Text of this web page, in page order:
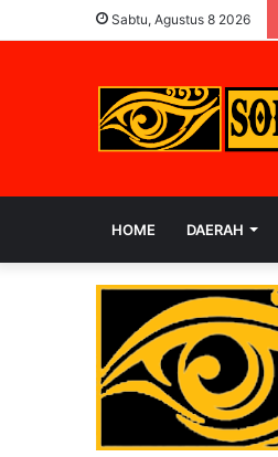
Sabtu, Agustus 8 2026
HOME DAERAH